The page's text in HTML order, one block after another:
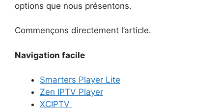
options que nous présentons.
Commençons directement l’article.
Navigation facile
Smarters Player Lite
Zen IPTV Player
XCIPTV